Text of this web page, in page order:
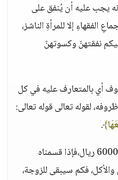
يجب عليه أن يُنفق على
الفقهاءِ إلا للمرأةِ الناشز،
نفقتهنّ وكسوتهنّ
أي بالمتعارف عليه في كل
لقوله تعالى قوله تعالى:
.
ولنفترض أن راتب الزوج 6000 ريال،فإذا قسمناه
والأكل، فكم سيبقى للزوجة،